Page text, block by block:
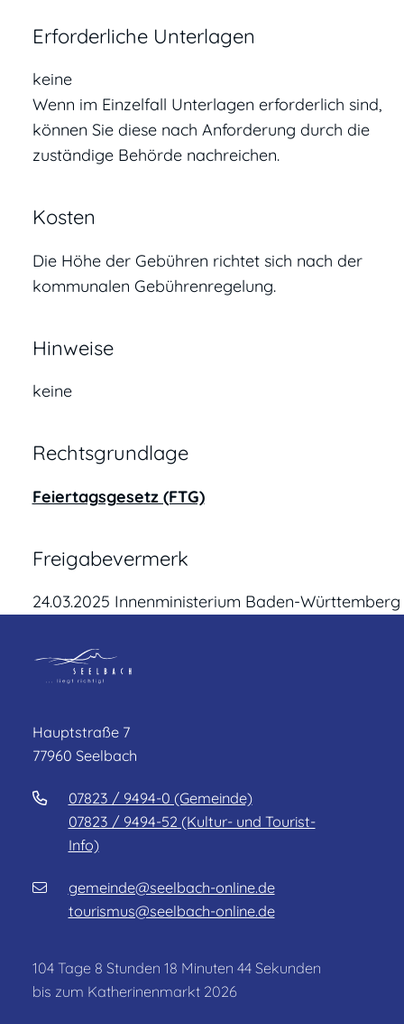
Erforderliche Unterlagen
keine
Wenn im Einzelfall Unterlagen erforderlich sind,
können Sie diese nach Anforderung durch die
zuständige Behörde nachreichen.
Kosten
Die Höhe der Gebühren richtet sich nach der
kommunalen Gebührenregelung.
Hinweise
keine
Rechtsgrundlage
Feiertagsgesetz (FTG)
Freigabevermerk
24.03.2025 Innenministerium Baden-Württemberg
Hauptstraße 7
77960 Seelbach
07823 / 9494-0 (Gemeinde)
07823 / 9494-52 (Kultur- und Tourist-
Info)
gemeinde@seelbach-online.de
tourismus@seelbach-online.de
104 Tage 8 Stunden 18 Minuten 41 Sekunden
bis zum Katherinenmarkt 2026